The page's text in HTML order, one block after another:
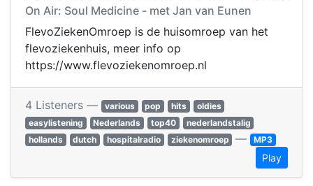
On Air: Soul Medicine - met Jan van Eunen
FlevoZiekenOmroep is de huisomroep van het
flevoziekenhuis, meer info op
https://www.flevoziekenomroep.nl
4 Listeners — various pop hits
oldies
easylistening
Nederlands top40
nederlandstalig
hollands
dutch hospitalradio ziekenomroep — MP3
Play